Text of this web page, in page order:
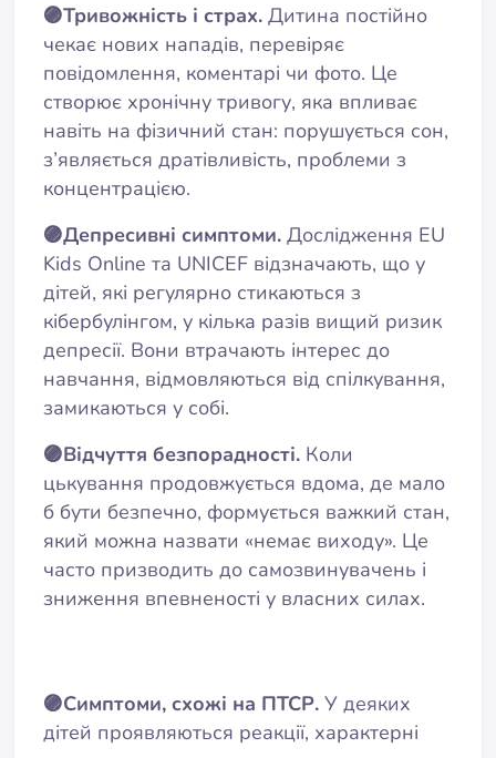
🟣Тривожність і страх. Дитина постійно
чекає нових нападів, перевіряє
повідомлення, коментарі чи фото. Це
створює хронічну тривогу, яка впливає
навіть на фізичний стан: порушується сон,
з’являється дратівливість, проблеми з
концентрацією.
🟣Депресивні симптоми. Дослідження EU
Kids Online та UNICEF відзначають, що у
дітей, які регулярно стикаються з
кібербулінгом, у кілька разів вищий ризик
депресії. Вони втрачають інтерес до
навчання, відмовляються від спілкування,
замикаються у собі.
🟣Відчуття безпорадності. Коли
цькування продовжується вдома, де мало
б бути безпечно, формується важкий стан,
який можна назвати «немає виходу». Це
часто призводить до самозвинувачень і
зниження впевненості у власних силах.
🟣Симптоми, схожі на ПТСР. У деяких
дітей проявляються реакції, характерні